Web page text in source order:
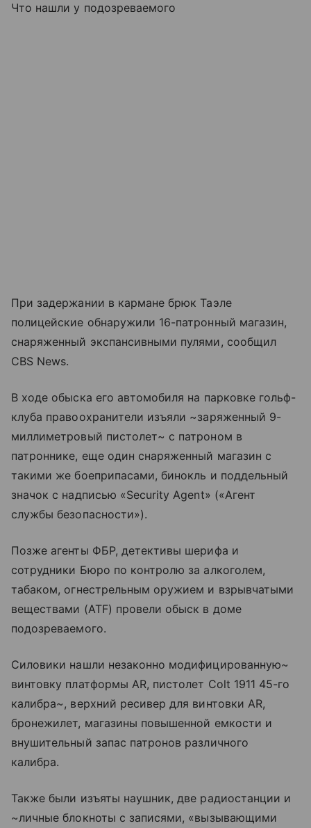
Что нашли у подозреваемого
При задержании в кармане брюк Таэле
полицейские обнаружили 16-патронный магазин,
снаряженный экспансивными пулями, сообщил
CBS News.
В ходе обыска его автомобиля на парковке гольф-
клуба правоохранители изъяли ~заряженный 9-
миллиметровый пистолет~ с патроном в
патроннике, еще один снаряженный магазин с
такими же боеприпасами, бинокль и поддельный
значок с надписью «Security Agent» («Агент
службы безопасности»).
Позже агенты ФБР, детективы шерифа и
сотрудники Бюро по контролю за алкоголем,
табаком, огнестрельным оружием и взрывчатыми
веществами (ATF) провели обыск в доме
подозреваемого.
Силовики нашли незаконно модифицированную~
винтовку платформы AR, пистолет Colt 1911 45-го
калибра~, верхний ресивер для винтовки AR,
бронежилет, магазины повышенной емкости и
внушительный запас патронов различного
калибра.
Также были изъяты наушник, две радиостанции и
~личные блокноты с записями, «вызывающими